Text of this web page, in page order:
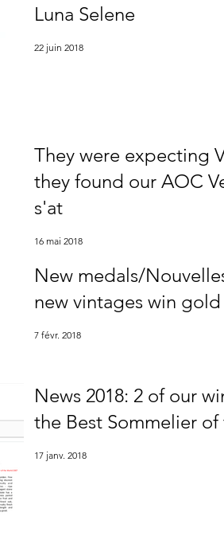
Luna Selene
22 juin 2018
They were expecting
they found our AOC
s'at
16 mai 2018
New medals/
new vintages win
7 févr. 2018
News 2018: 2 of our
the Best Sommelier
17 janv. 2018